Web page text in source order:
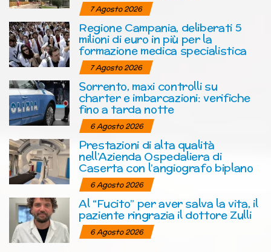
7 Agosto 2026
Regione Campania, deliberati 5
milioni di euro in più per la
formazione medica specialistica
7 Agosto 2026
Sorrento, maxi controlli su
charter e imbarcazioni: verifiche
fino a tarda notte
6 Agosto 2026
Prestazioni di alta qualità
nell’Azienda Ospedaliera di
Caserta con l’angiografo biplano
6 Agosto 2026
Al “Fucito” per aver salva la vita, il
paziente ringrazia il dottore Zulli
6 Agosto 2026